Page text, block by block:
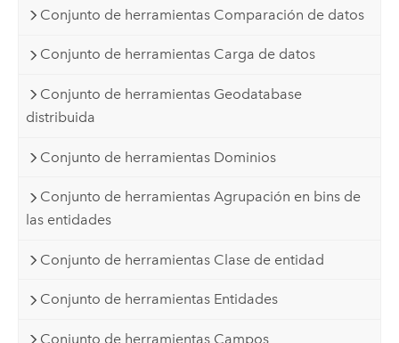
Conjunto de herramientas Comparación de datos
Conjunto de herramientas Carga de datos
Conjunto de herramientas Geodatabase
distribuida
Conjunto de herramientas Dominios
Conjunto de herramientas Agrupación en bins de
las entidades
Conjunto de herramientas Clase de entidad
Conjunto de herramientas Entidades
Conjunto de herramientas Campos